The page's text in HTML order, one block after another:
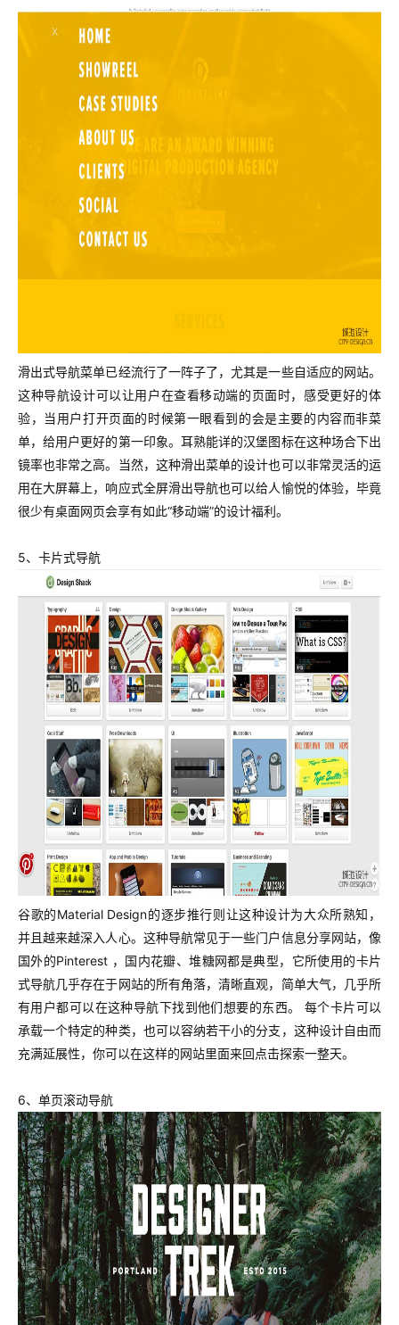
滑出式导航菜单已经流行了一阵子了，尤其是一些自适应的网站。
这种导航设计可以让用户在查看移动端的页面时，感受更好的体
验，当用户打开页面的时候第一眼看到的会是主要的内容而非菜
单，给用户更好的第一印象。耳熟能详的汉堡图标在这种场合下出
镜率也非常之高。 当然，这种滑出菜单的设计也可以非常灵活的运
用在大屏幕上，响应式全屏滑出导航也可以给人愉悦的体验，毕竟
很少有桌面网页会享有如此“移动端”的设计福利。
5、卡片式导航
谷歌的Material Design的逐步推行则让这种设计为大众所熟知，
并且越来越深入人心。 这种导航常见于一些门户信息分享网站，像
国外的Pinterest ，国内花瓣、堆糖网都是典型，它所使用的卡片
式导航几乎存在于网站的所有角落，清晰直观，简单大气，几乎所
有用户都可以在这种导航下找到他们想要的东西。 每个卡片可以
承载一个特定的种类，也可以容纳若干小的分支，这种设计自由而
充满延展性，你可以在这样的网站里面来回点击探索一整天。
6、单页滚动导航